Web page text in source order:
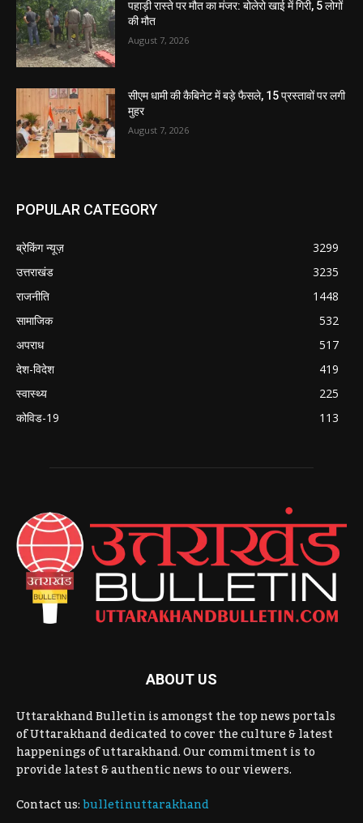
पहाड़ी रास्ते पर मौत का मंजर: बोलेरो खाई में गिरी, 5 लोगों
की मौत
August 7, 2026
सीएम धामी की कैबिनेट में बड़े फैसले, 15 प्रस्तावों पर लगी
मुहर
August 7, 2026
POPULAR CATEGORY
ब्रेकिंग न्यूज़
3299
उत्तराखंड
3235
राजनीति
1448
सामाजिक
532
अपराध
517
देश-विदेश
419
स्वास्थ्य
225
कोविड-19
113
ABOUT US
Uttarakhand Bulletin is amongst the top news portals
of Uttarakhand dedicated to cover the culture & latest
happenings of uttarakhand. Our commitment is to
provide latest & authentic news to our viewers.
Contact us:bulletinuttarakhand